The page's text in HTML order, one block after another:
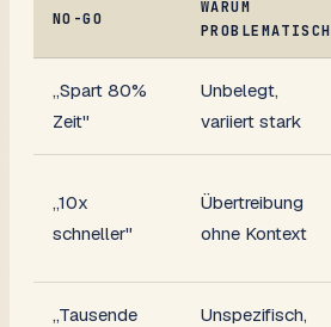
NO-GO
WARUM
PROBLEMATISCH
„Spart 80%
Zeit"
Unbelegt,
variiert stark
„10x
schneller"
Übertreibung
ohne Kontext
„Tausende
Unspezifisch,